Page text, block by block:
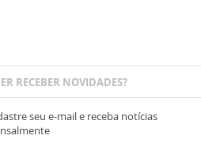
RECEBER NOVIDADES?
seu e-mail e receba notícias